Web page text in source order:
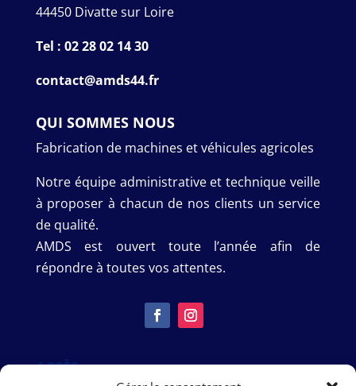
44450 Divatte sur Loire
Tel : 02 28 02 14 30
contact@amds44.fr
QUI SOMMES NOUS
Fabrication de machines et véhicules agricoles
Notre équipe administrative et technique veille
à proposer à chacun de nos clients un service
de qualité.
AMDS est ouvert toute l’année afin de
répondre à toutes vos attentes.
ACCÈS